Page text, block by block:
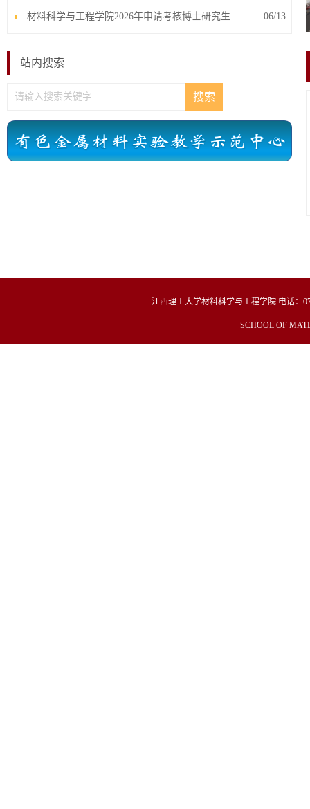
材料科学与工程学院2026年申请考核博士研究生… 06/13
站内搜索
Copyright© 2019 材料冶金化学学部 All
江西理工大学材料科学与工程学院 电话：
SCHOOL OF